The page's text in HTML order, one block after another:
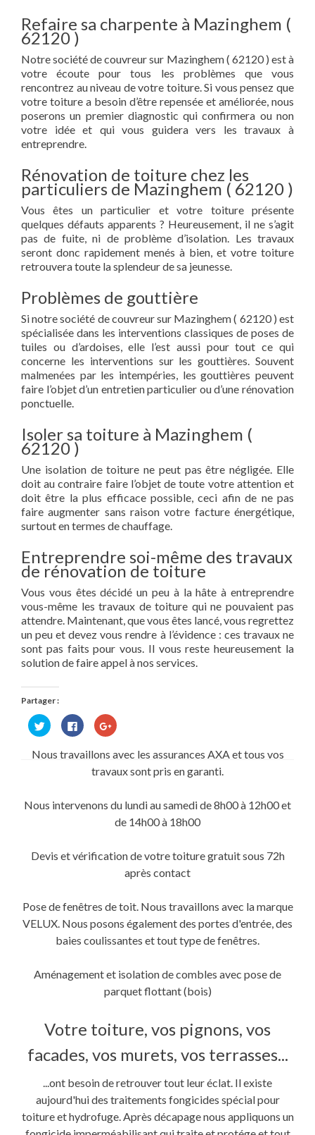
Refaire sa charpente à Mazinghem (
62120 )
Notre société de couvreur sur Mazinghem ( 62120 ) est à
votre écoute pour tous les problèmes que vous
rencontrez au niveau de votre toiture. Si vous pensez que
votre toiture a besoin d’être repensée et améliorée, nous
poserons un premier diagnostic qui confirmera ou non
votre idée et qui vous guidera vers les travaux à
entreprendre.
Rénovation de toiture chez les
particuliers de Mazinghem ( 62120 )
Vous êtes un particulier et votre toiture présente
quelques défauts apparents ? Heureusement, il ne s’agit
pas de fuite, ni de problème d’isolation. Les travaux
seront donc rapidement menés à bien, et votre toiture
retrouvera toute la splendeur de sa jeunesse.
Problèmes de gouttière
Si notre société de couvreur sur Mazinghem ( 62120 ) est
spécialisée dans les interventions classiques de poses de
tuiles ou d’ardoises, elle l’est aussi pour tout ce qui
concerne les interventions sur les gouttières. Souvent
malmenées par les intempéries, les gouttières peuvent
faire l’objet d’un entretien particulier ou d’une rénovation
ponctuelle.
Isoler sa toiture à Mazinghem (
62120 )
Une isolation de toiture ne peut pas être négligée. Elle
doit au contraire faire l’objet de toute votre attention et
doit être la plus efficace possible, ceci afin de ne pas
faire augmenter sans raison votre facture énergétique,
surtout en termes de chauffage.
Entreprendre soi-même des travaux
de rénovation de toiture
Vous vous êtes décidé un peu à la hâte à entreprendre
vous-même les travaux de toiture qui ne pouvaient pas
attendre. Maintenant, que vous êtes lancé, vous regrettez
un peu et devez vous rendre à l’évidence : ces travaux ne
sont pas faits pour vous. Il vous reste heureusement la
solution de faire appel à nos services.
Partager :
Cliquez
pour
partager
Twitter(ouvre
Cliquez
pour
partager
sur
Facebook(ouvre
dans
une
Cliquez
pour
Google+
dans
fenêtre)
Nous travaillons avec les assurances AXA et tous vos
travaux sont pris en garanti.
Nous intervenons du lundi au samedi de 8h00 à 12h00 et
de 14h00 à 18h00
Devis et vérification de votre toiture gratuit sous 72h
après contact
Pose de fenêtres de toit. Nous travaillons avec la marque
VELUX. Nous posons également des portes d'entrée, des
baies coulissantes et tout type de fenêtres.
Aménagement et isolation de combles avec pose de
parquet flottant (bois)
Votre toiture, vos pignons, vos
facades, vos murets, vos terrasses...
...ont besoin de retrouver tout leur éclat. Il existe
aujourd'hui des traitements fongicides spécial pour
toiture et hydrofuge. Après décapage nous appliquons un